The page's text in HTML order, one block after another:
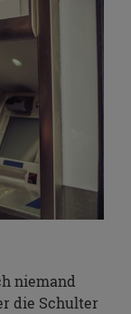
niemand
die Schulter